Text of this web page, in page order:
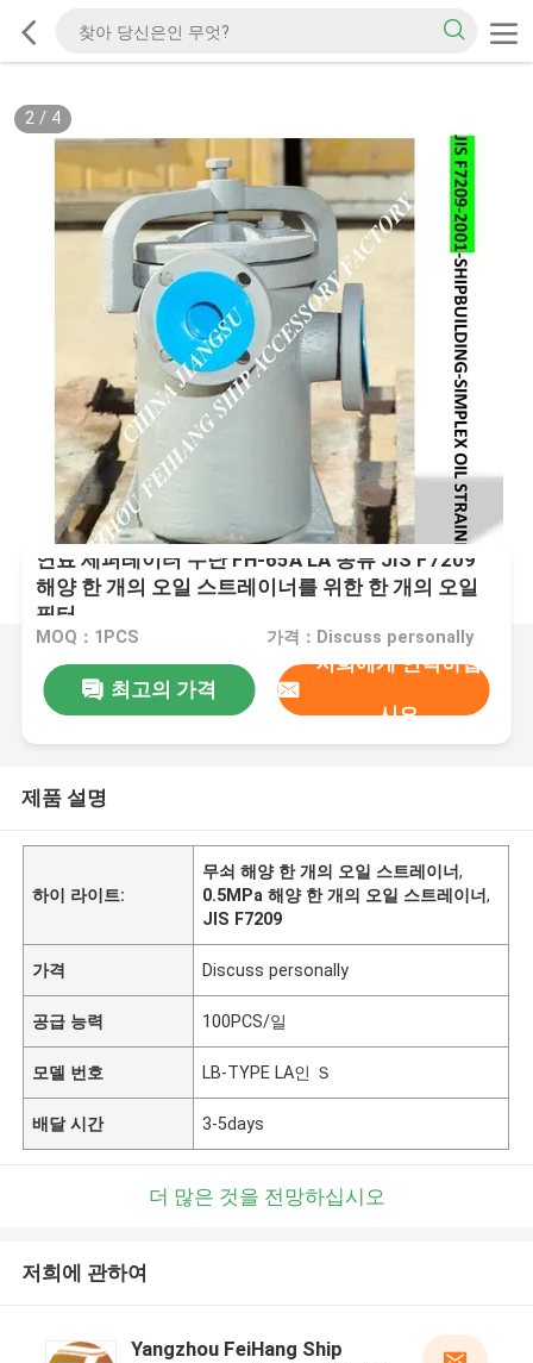
2/ 4
연료 세퍼레이터 수단 FH-65A LA 종류 JIS F7209
해양 한 개의 오일 스트레이너를 위한 한 개의 오일
필터
MOQ：1PCS 가격：Discuss personally
최고의 가격
저희에게 연락하십
시오
제품 설명
하이 라이트:
무쇠 해양 한 개의 오일 스트레이너,
0.5MPa 해양 한 개의 오일 스트레이너,
JIS F7209
가격 Discuss personally
공급 능력 100PCS/일
모델 번호 LB-TYPE LA인 Ｓ
배달 시간 3-5days
더 많은 것을 전망하십시오
저희에 관하여
Yangzhou FeiHang Ship